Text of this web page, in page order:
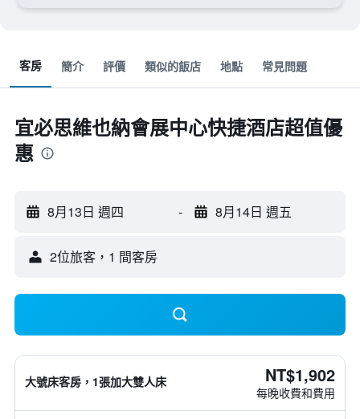
客房 簡介 評價 類似的飯店 地點 常見問題
宜必思維也納會展中心快捷酒店超值優
惠
8月13日 週四 - 8月14日 週五
2位旅客，1 間客房
大號床客房，1張加大雙人床 NT$1,902
每晚收費和費用